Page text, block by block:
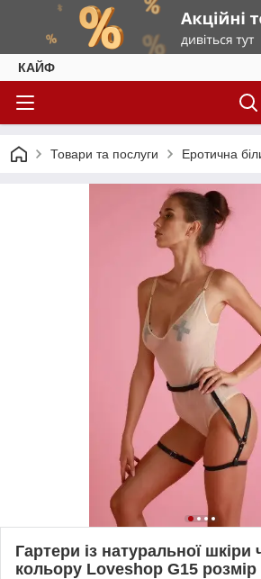
КАЙФ
Товари та послуги Еротична
Гартери із натуральної шкіри
кольору Loveshop G15